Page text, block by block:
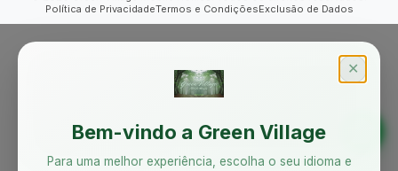
Política de PrivacidadeTermos e CondiçõesExclusão de Dados
✕
Bem-vindo a Green Village
Para uma melhor experiência, escolha o seu idioma e